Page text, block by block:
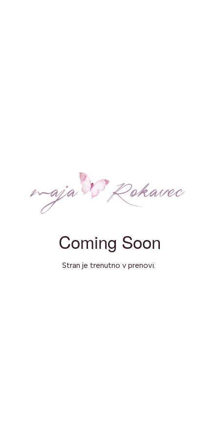
Coming Soon
Stran je trenutno v prenovi.